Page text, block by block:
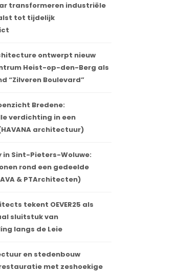
transformeren industriële
tot tijdelijk
ontwerpt nieuw
Heist-op-den-Berg als
“Zilveren Boulevard”
Bredene:
verdichting in een
architectuur)
in Sint-Pieters-Woluwe:
rond een gedeelde
& PTArchitecten)
tekent OEVER25 als
sluitstuk van
langs de Leie
en stedenbouw
met zeshoekige